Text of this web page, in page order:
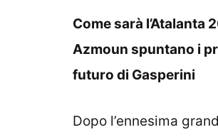
Come sarà
Azmoun spuntano i
futuro di Gasperini
Dopo l’ennesima